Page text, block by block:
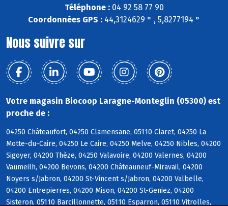
Téléphone :04 92 58 77 90
Coordonnées GPS : 44,3124629 ° , 5,8277194 °
Nous suivre sur
Votre magasin Biocoop Laragne-Monteglin (05300) est
proche de :
04250 Châteaufort, 04250 Clamensane, 05110 Claret, 04250 La
Motte-du-Caire, 04250 Le Caire, 04250 Melve, 04250 Nibles, 04200
Sigoyer, 04200 Thèze, 04250 Valavoire, 04200 Valernes, 04200
Vaumeilh, 04200 Bevons, 04200 Châteauneuf-Miravail, 04200
Noyers s/Jabron, 04200 St-Vincent s/Jabron, 04200 Valbelle,
04200 Entrepierres, 04200 Mison, 04200 St-Geniez, 04200
Sisteron, 05110 Barcillonnette, 05110 Esparron, 05110 Vitrolles,